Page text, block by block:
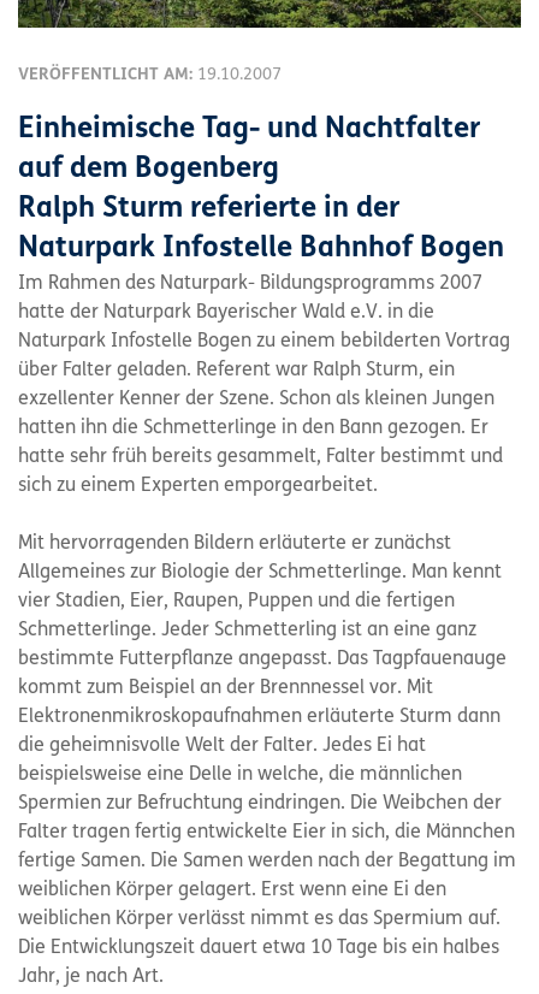
VERÖFFENTLICHT AM: 19.10.2007
Einheimische Tag- und Nachtfalter
auf dem Bogenberg
Ralph Sturm referierte in der
Naturpark Infostelle Bahnhof Bogen
Im Rahmen des Naturpark- Bildungsprogramms 2007
hatte der Naturpark Bayerischer Wald e.V. in die
Naturpark Infostelle Bogen zu einem bebilderten Vortrag
über Falter geladen. Referent war Ralph Sturm, ein
exzellenter Kenner der Szene. Schon als kleinen Jungen
hatten ihn die Schmetterlinge in den Bann gezogen. Er
hatte sehr früh bereits gesammelt, Falter bestimmt und
sich zu einem Experten emporgearbeitet.
Mit hervorragenden Bildern erläuterte er zunächst
Allgemeines zur Biologie der Schmetterlinge. Man kennt
vier Stadien, Eier, Raupen, Puppen und die fertigen
Schmetterlinge. Jeder Schmetterling ist an eine ganz
bestimmte Futterpflanze angepasst. Das Tagpfauenauge
kommt zum Beispiel an der Brennnessel vor. Mit
Elektronenmikroskopaufnahmen erläuterte Sturm dann
die geheimnisvolle Welt der Falter. Jedes Ei hat
beispielsweise eine Delle in welche, die männlichen
Spermien zur Befruchtung eindringen. Die Weibchen der
Falter tragen fertig entwickelte Eier in sich, die Männchen
fertige Samen. Die Samen werden nach der Begattung im
weiblichen Körper gelagert. Erst wenn eine Ei den
weiblichen Körper verlässt nimmt es das Spermium auf.
Die Entwicklungszeit dauert etwa 10 Tage bis ein halbes
Jahr, je nach Art.